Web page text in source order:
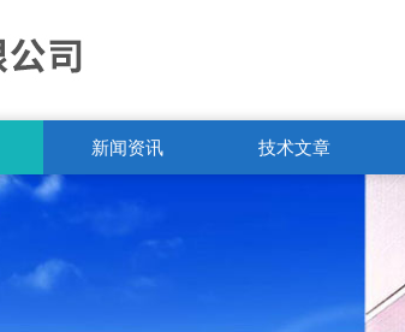
新闻资讯 技术文章